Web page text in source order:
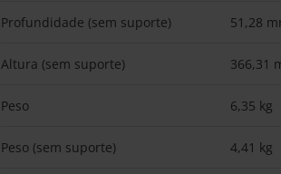
Profundidade (sem suporte) 51,28
Altura (sem suporte) 366,31
Peso 6,35 kg
Peso (sem suporte) 4,41 kg